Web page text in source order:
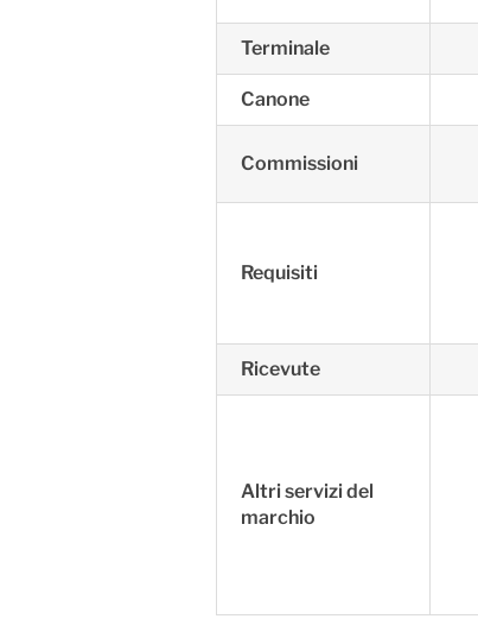
Terminale
Canone
Commissioni
Requisiti
Ricevute
Altri servizi del
marchio